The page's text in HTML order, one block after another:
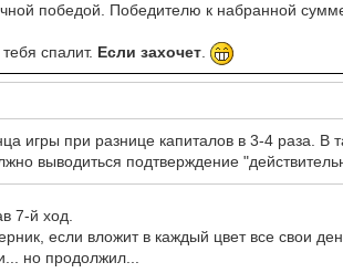
победой. Победителю к набранной
спалит. Если захочет .
игры при разнице капиталов в 3-4 раза. В
выводиться подтверждение
7-й ход.
если вложит в каждый цвет все свои
но продолжил...